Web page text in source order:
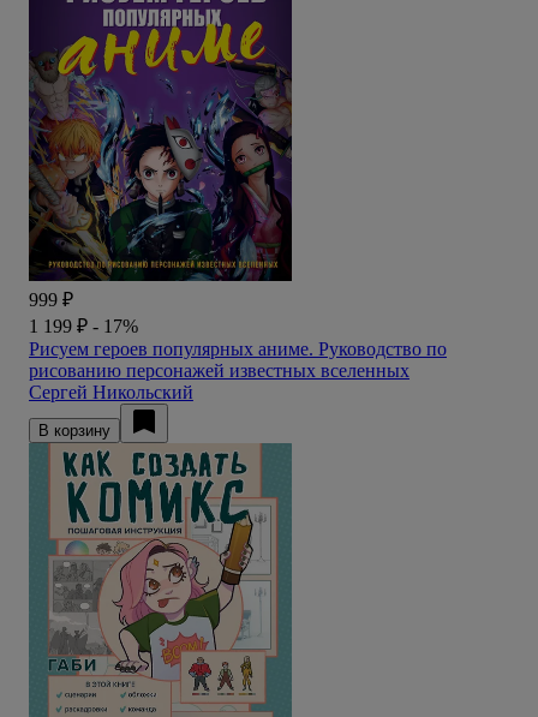
999 ₽
1 199 ₽ - 17%
Рисуем героев популярных аниме. Руководство по
рисованию персонажей известных вселенных
Сергей Никольский
В корзину